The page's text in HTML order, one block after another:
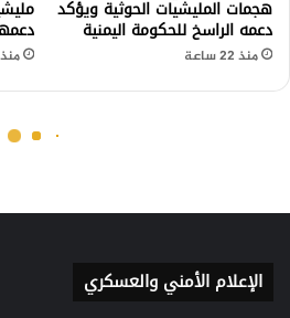
الإعلام الأمني والعسكري